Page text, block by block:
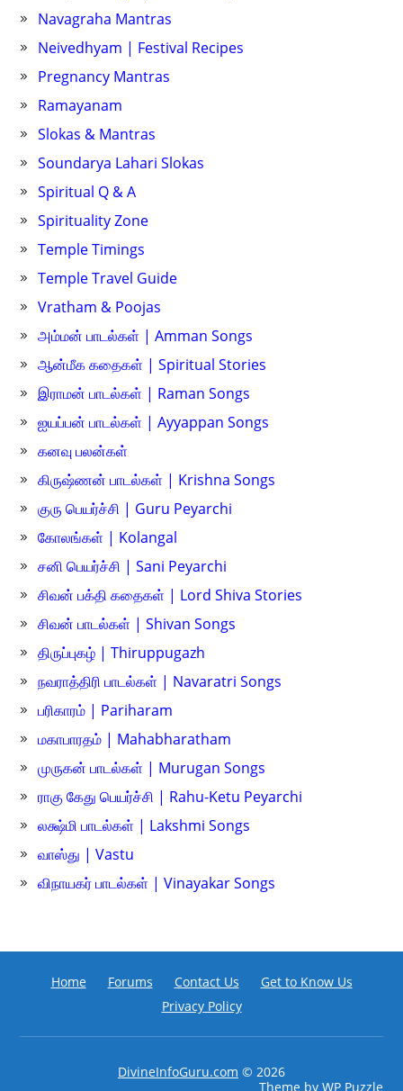
Navagraha Mantras
Neivedhyam | Festival Recipes
Pregnancy Mantras
Ramayanam
Slokas & Mantras
Soundarya Lahari Slokas
Spiritual Q & A
Spirituality Zone
Temple Timings
Temple Travel Guide
Vratham & Poojas
அம்மன் பாடல்கள் | Amman Songs
ஆன்மீக கதைகள் | Spiritual Stories
இராமன் பாடல்கள் | Raman Songs
ஐயப்பன் பாடல்கள் | Ayyappan Songs
கனவு பலன்கள்
கிருஷ்ணன் பாடல்கள் | Krishna Songs
குரு பெயர்ச்சி | Guru Peyarchi
கோலங்கள் | Kolangal
சனி பெயர்ச்சி | Sani Peyarchi
சிவன் பக்தி கதைகள் | Lord Shiva Stories
சிவன் பாடல்கள் | Shivan Songs
திருப்புகழ் | Thiruppugazh
நவராத்திரி பாடல்கள் | Navaratri Songs
பரிகாரம் | Pariharam
மகாபாரதம் | Mahabharatham
முருகன் பாடல்கள் | Murugan Songs
ராகு கேது பெயர்ச்சி | Rahu-Ketu Peyarchi
லக்ஷ்மி பாடல்கள் | Lakshmi Songs
வாஸ்து | Vastu
விநாயகர் பாடல்கள் | Vinayakar Songs
Home Forums Contact Us
Get to Know Us
Privacy Policy
DivineInfoGuru.com © 2026
Theme by WP Puzzle